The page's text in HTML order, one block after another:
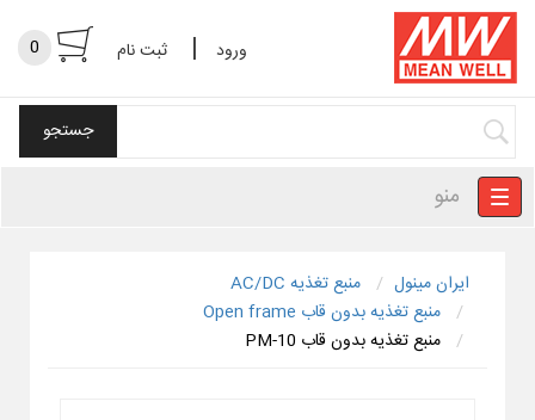
ورود | ثبت نام 0
منو
ایران مینول
منبع تغذیه AC/DC
منبع تغذیه بدون قاب Open frame
منبع تغذیه بدون قاب PM-10